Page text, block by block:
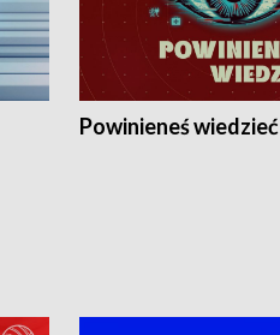
Powinieneś wiedzieć